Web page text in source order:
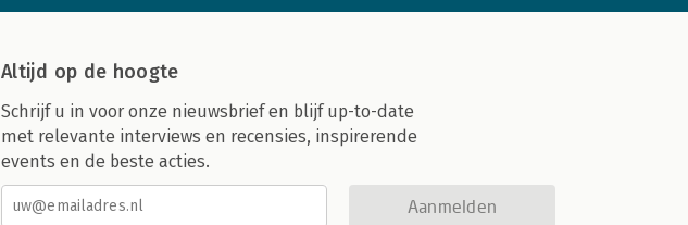
Altijd op de hoogte
Schrijf u in voor onze nieuwsbrief en blijf up-to-date
met relevante interviews en recensies, inspirerende
events en de beste acties.
Aanmelden